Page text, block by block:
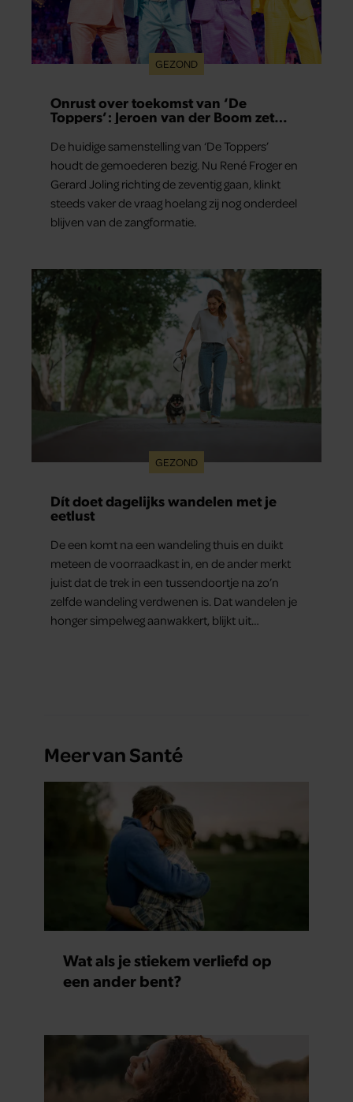
GEZOND
Onrust over toekomst van ‘De
Toppers’: Jeroen van der Boom zet
De huidige samenstelling van ‘De Toppers’
houdt de gemoederen bezig. Nu René Froger en
Gerard Joling richting de zeventig gaan, klinkt
steeds vaker de vraag hoelang zij nog onderdeel
blijven van de zangformatie.
GEZOND
Dít doet dagelijks wandelen met je
eetlust
De een komt na een wandeling thuis en duikt
meteen de voorraadkast in, en de ander merkt
juist dat de trek in een tussendoortje na zo’n
zelfde wandeling verdwenen is. Dat wandelen je
honger simpelweg aanwakkert, blijkt uit
Meer van Santé
Wat als je stiekem verliefd op
een ander bent?